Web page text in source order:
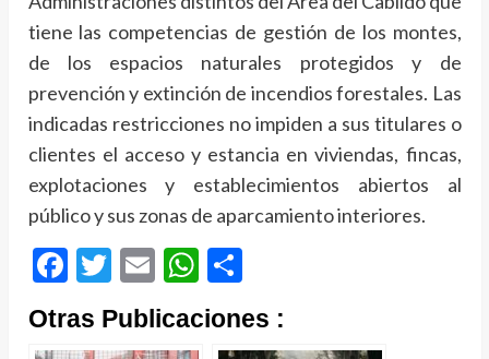
tiene las competencias de gestión de los montes,
de los espacios naturales protegidos y de
prevención y extinción de incendios forestales. Las
indicadas restricciones no impiden a sus titulares o
clientes el acceso y estancia en viviendas, fincas,
explotaciones y establecimientos abiertos al
público y sus zonas de aparcamiento interiores.
Facebook
Twitter
EmailWhatsApp
Compartir
Otras Publicaciones :